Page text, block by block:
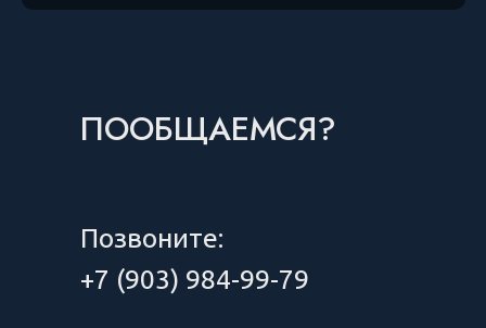
ПООБЩАЕМСЯ?
Позвоните:
+7 (903) 984-99-79